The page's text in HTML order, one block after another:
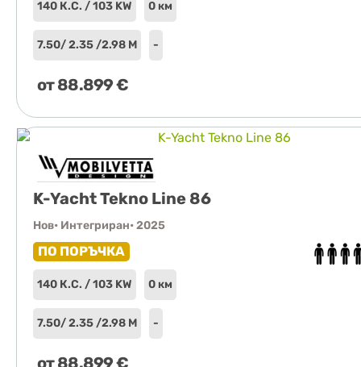
140 К.С. / 103 KW 0 км
7.50/ 2.35 /2.98 М -
от88.899€
K-Yacht Tekno Line 86
Нов• Интегриран• 2025
ПО ПОРЪЧКА
140 К.С. / 103 KW 0 км
7.50/ 2.35 /2.98 М -
от88.899€